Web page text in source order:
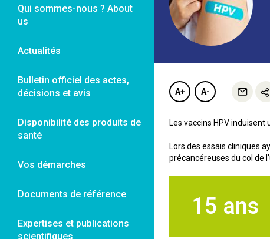
Qui sommes-nous ? About
us
Actualités
Bulletin officiel des actes,
décisions et avis
Disponibilité des produits de
santé
Vos démarches
Documents de référence
Expertises et publications
scientifiques
A+ A-
Les vaccins HPV
Lors des essais cliniques
précancéreuses du col de
15 ans